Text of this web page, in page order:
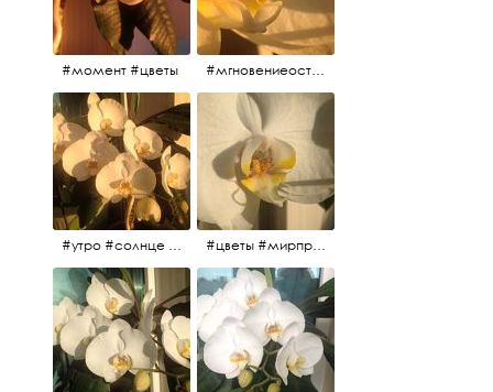
#момент #цветы #мгновениеостановись #прекрасныймомент #жаждарасцвета
#утро #солнце #белыеночи2017 #санктпетербург #цветы #седьмойпошёл #цветы #мирпрекрасен #пятьутра